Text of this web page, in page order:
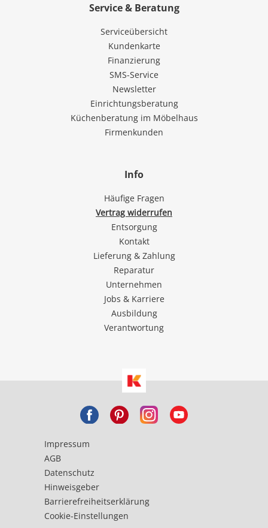
Service & Beratung
Serviceübersicht
Kundenkarte
Finanzierung
SMS-Service
Newsletter
Einrichtungsberatung
Küchenberatung im Möbelhaus
Firmenkunden
Info
Häufige Fragen
Vertrag widerrufen
Entsorgung
Kontakt
Lieferung & Zahlung
Reparatur
Unternehmen
Jobs & Karriere
Ausbildung
Verantwortung
Impressum
AGB
Datenschutz
Hinweisgeber
Barrierefreiheitserklärung
Cookie-Einstellungen